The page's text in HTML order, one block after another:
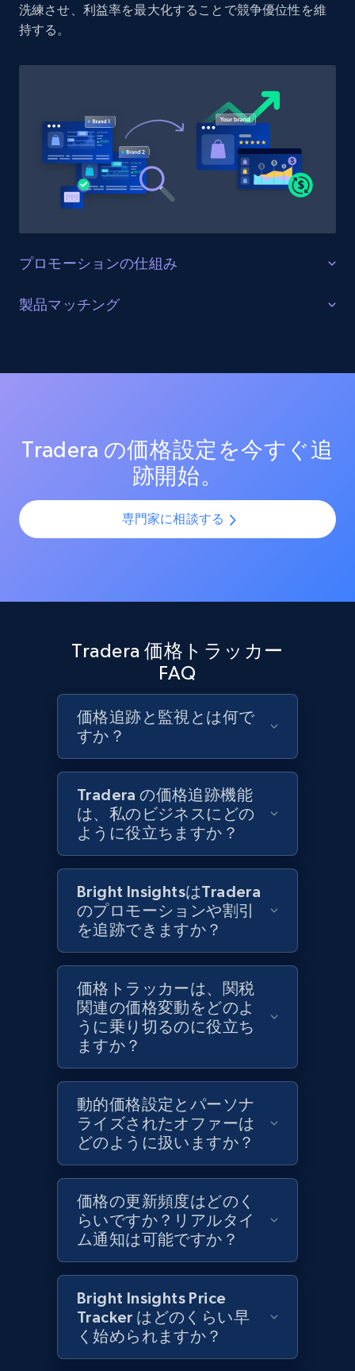
Etsy - Collect data on products using
specified keywords
URL, Product id, Listing inventory id, Title, Rating,
Reviews count shop, Reviews count item, Initial
price, and more.
Etsy - Collects data from shop's URL
price, and more.
Amazon products search
Asin, URL, Name, Sponsored, Initial price, Final
price, Currency, Sold, and more.
Target
URL, Product id, Title, Product description,
Rating, Reviews count, Initial price, Discount,
and more.
1.3K+ 175+ 今すぐ始める
Target - Gather data on products using
specified keywords
URL, Product id, Title, Product description,
Rating, Reviews count, Initial price, Discount,
and more.
1.3K+ 175+ 今すぐ始める
Target - Discover products by category url
URL, Product id, Title, Product description,
Rating, Reviews count, Initial price, Discount,
and more.
1.3K+ 175+ 今すぐ始める
Target - Discover products by specified
URL, Product id, Title, Product description,
Rating, Reviews count, Initial price, Discount,
and more.
1.3K+ 175+ 今すぐ始める
洗練させ、利益率を最大化することで競争優位性を維
持する。
プロモーションの仕組み
販売を最適化する
測定する。効果的なプロモーション戦術と新興トレン
製品マッチング
SKUやバリエーションを複数チャネルで最適化し、製品
トフォームで一貫性と正確性を確保します。
Tradera の価格設定を今すぐ追
跡開始。
専門家に相談する
Tradera 価格トラッカー
FAQ
価格追跡と監視とは何で
すか？
Tradera の価格追跡機能
は、私のビジネスにどの
ように役立ちますか？
Bright InsightsはTradera
のプロモーションや割引
を追跡できますか？
価格トラッカーは、関税
関連の価格変動をどのよ
うに乗り切るのに役立ち
ますか？
動的価格設定とパーソナ
ライズされたオファーは
どのように扱いますか？
価格の更新頻度はどのく
らいですか？リアルタイ
ム通知は可能ですか？
Bright Insights Price
Tracker はどのくらい早
く始められますか？